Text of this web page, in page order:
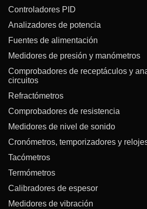
Controladores PID
Analizadores de potencia
Fuentes de alimentación
Medidores de presión y manómetros
Comprobadores de receptáculos y
circuitos
Refractómetros
Comprobadores de resistencia
Medidores de nivel de sonido
Cronómetros, temporizadores y
Tacómetros
Termómetros
Calibradores de espesor
Medidores de vibración